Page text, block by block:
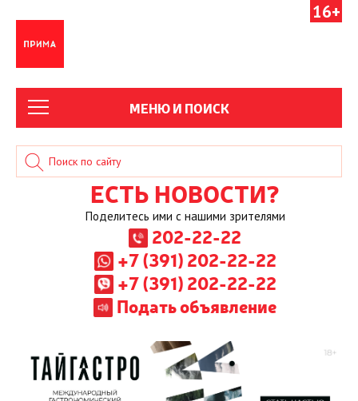
16+
МЕНЮ И ПОИСК
ЕСТЬ НОВОСТИ?
Поделитесь ими с нашими зрителями
202-22-22
+7 (391) 202-22-22
+7 (391) 202-22-22
Подать объявление